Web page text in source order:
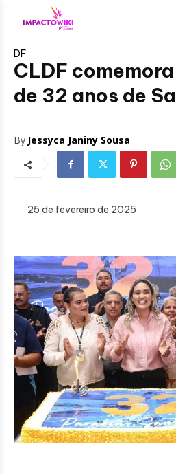
DF
CLDF
de 32 anos de
By Jessyca Janiny Sousa
25 de fevereiro de 2025